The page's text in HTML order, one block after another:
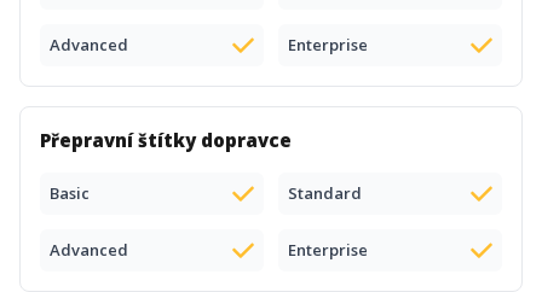
Advanced Enterprise
Přepravní štítky dopravce
Basic Standard
Advanced Enterprise